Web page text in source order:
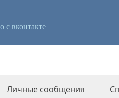
с вконтакте
Личные сообщения